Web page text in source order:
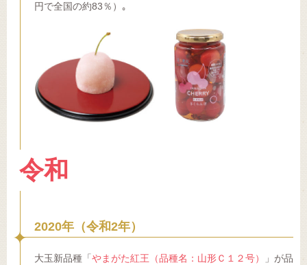
円で全国の約83％）｡
令和
2020年（令和2年）
大玉新品種「 やまがた紅王（品種名：山形Ｃ１２号）
」が品